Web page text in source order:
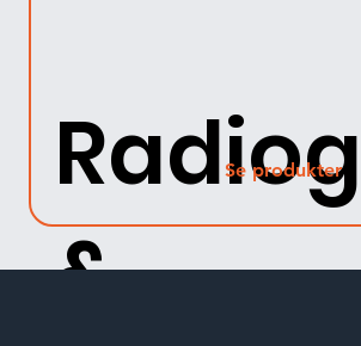
&
Se produkter